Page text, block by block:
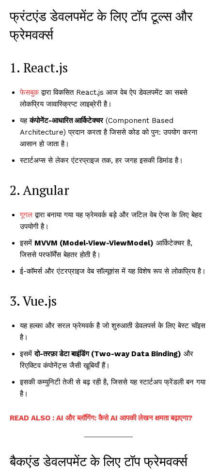
फ्रंटएंड डेवलपमेंट के लिए टॉप टूल्स और
फ्रेमवर्क्स
1. React.js
फेसबुकद्वारा विकसित React.js आज वेब ऐप डेवलपमेंट का सबसे
लोकप्रिय जावास्क्रिप्ट लाइब्रेरी है।
यहकंपोनेंट-आधारित आर्किटेक्चर(Component Based
Architecture) प्रदान करता है जिससे कोड को पुन: उपयोग करना
आसान हो जाता है।
स्टार्टअप्स से लेकर एंटरप्राइज तक, हर जगह इसकी डिमांड है।
2. Angular
गूगल द्वारा बनाया गया यह फ्रेमवर्क बड़े और जटिल वेब ऐप्स के लिए बेहद
उपयोगी है।
इसमें MVVM (Model-View-ViewModel) आर्किटेक्चर है,
जिससे परफॉर्मेंस बेहतर होती है।
ई-कॉमर्स और एंटरप्राइज वेब सॉल्यूशंस में यह विशेष रूप से लोकप्रिय है।
3. Vue.js
यह हल्का और सरल फ्रेमवर्क है जो शुरुआती डेवलपर्स के लिए बेस्ट चॉइस
है।
इसमेंदो-तरफ़ा डेटा बाइंडिंग (Two-way Data Binding) और
रिएक्टिव कंपोनेंट्स जैसी खूबियाँ हैं।
इसकी कम्युनिटी तेजी से बढ़ रही है, जिससे यह स्टार्टअप फ्रेंडली बन गया
है।
READ ALSO : AI और ब्लॉगिंग: कैसे AI आपकी लेखन क्षमता बढ़ाएगा?
बैकएंड डेवलपमेंट के लिए टॉप फ्रेमवर्क्स